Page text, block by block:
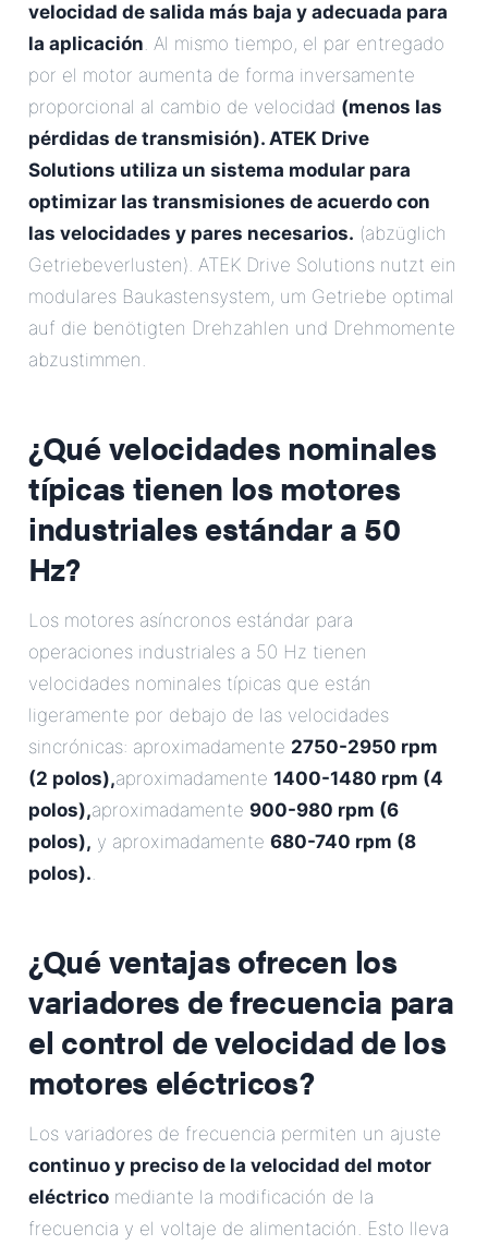
velocidad de salida más baja y adecuada para
la aplicación. Al mismo tiempo, el par entregado
por el motor aumenta de forma inversamente
proporcional al cambio de velocidad (menos las
pérdidas de transmisión). ATEK Drive
Solutions utiliza un sistema modular para
optimizar las transmisiones de acuerdo con
las velocidades y pares necesarios. (abzüglich
Getriebeverlusten). ATEK Drive Solutions nutzt ein
modulares Baukastensystem, um Getriebe optimal
auf die benötigten Drehzahlen und Drehmomente
abzustimmen.
¿Qué velocidades nominales
típicas tienen los motores
industriales estándar a 50
Hz?
Los motores asíncronos estándar para
operaciones industriales a 50 Hz tienen
velocidades nominales típicas que están
ligeramente por debajo de las velocidades
sincrónicas: aproximadamente 2750-2950 rpm
(2 polos),aproximadamente 1400-1480 rpm (4
polos),aproximadamente 900-980 rpm (6
polos), y aproximadamente 680-740 rpm (8
polos)..
¿Qué ventajas ofrecen los
variadores de frecuencia para
el control de velocidad de los
motores eléctricos?
Los variadores de frecuencia permiten un ajuste
continuo y preciso de la velocidad del motor
eléctrico mediante la modificación de la
frecuencia y el voltaje de alimentación. Esto lleva